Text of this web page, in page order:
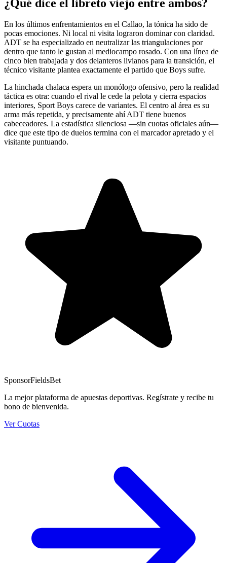
¿Qué dice el libreto viejo entre ambos?
En los últimos enfrentamientos en el Callao, la tónica ha sido de
pocas emociones. Ni local ni visita lograron dominar con claridad.
ADT se ha especializado en neutralizar las triangulaciones por
dentro que tanto le gustan al mediocampo rosado. Con una línea de
cinco bien trabajada y dos delanteros livianos para la transición, el
técnico visitante plantea exactamente el partido que Boys sufre.
La hinchada chalaca espera un monólogo ofensivo, pero la realidad
táctica es otra: cuando el rival le cede la pelota y cierra espacios
interiores, Sport Boys carece de variantes. El centro al área es su
arma más repetida, y precisamente ahí ADT tiene buenos
cabeceadores. La estadística silenciosa —sin cuotas oficiales aún—
dice que este tipo de duelos termina con el marcador apretado y el
visitante puntuando.
SponsorFieldsBet
La mejor plataforma de apuestas deportivas. Regístrate y recibe tu
bono de bienvenida.
Ver Cuotas